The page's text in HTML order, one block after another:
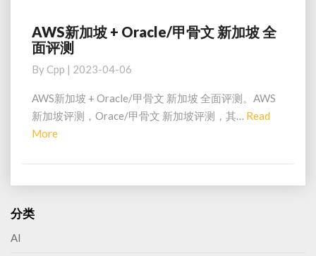
川
全
面
评
AWS
新
坡
+
Oracle/
甲
骨
加
全
AWS新加坡 + Oracle/甲骨文 新加坡 全
面评测
By Cpp | 2023-04-06
AWS新加坡 + Oracle/甲骨文 新加坡 全面评测。AWS
新加坡评测，Orace/甲骨文 新加坡评测，其… Read
MoreRead
分类
AI